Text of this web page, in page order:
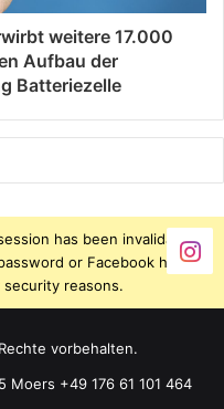
weitere 17.000
Aufbau der
Batteriezelle
has been invalidated
or Facebook has
reasons.
vorbehalten.
Moers +49 176 61 101 464